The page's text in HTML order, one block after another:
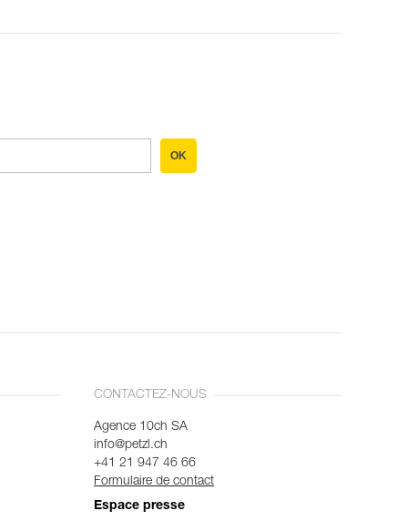
OK
CONTACTEZ-NOUS
Agence 10ch SA
info@petzl.ch
+41 21 947 46 66
Formulaire de contact
Espace presse